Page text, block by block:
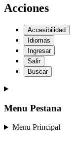
Acciones
Accesibilidad
Idiomas
Ingresar
Salir
Buscar
Menu Pestana
Menu Principal